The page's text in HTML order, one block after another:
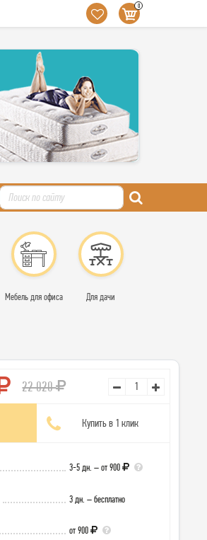
0
Мебель для офиса Для дачи
22 020
Купить в 1 клик
3-5 дн. – от 900
3 дн. – бесплатно
от 900